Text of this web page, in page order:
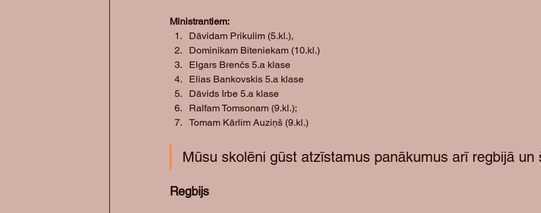
Ministrantiem:
Dāvidam Prikulim (5.kl.),
Dominikam Biteniekam (10.kl.)
Elgars Brenčs 5.a klase
Elias Bankovskis 5.a klase
Dāvids Irbe 5.a klase
Ralfam Tomsonam (9.kl.);
Tomam Kārlim Auziņš (9.kl.)
Mūsu skolēni gūst atzīstamus panākumus arī regbijā un
Regbijs